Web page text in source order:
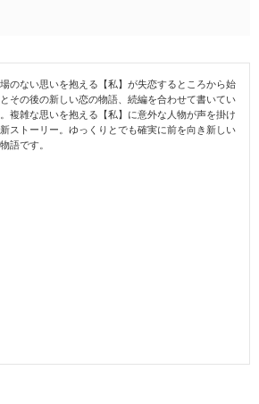
のない思いを抱える【私】が失恋するところから始
その後の新しい恋の物語、続編を合わせて書いてい
複雑な思いを抱える【私】に意外な人物が声を掛け
ストーリー。ゆっくりとでも確実に前を向き新しい
語です。